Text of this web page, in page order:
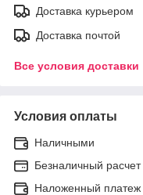
Доставка курьером
Доставка почтой
Все условия доставки
Условия оплаты
Наличными
Безналичный расчет
Наложенный платеж